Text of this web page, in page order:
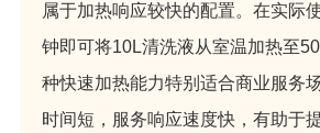
属于加热响应较快的配置。在实际
钟即可将10L清洗液从室温加热至
种快速加热能力特别适合商业服
时间短，服务响应速度快，有助于